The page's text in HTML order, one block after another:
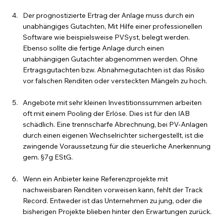
Der prognostizierte Ertrag der Anlage muss durch ein
unabhängiges Gutachten, Mit Hilfe einer professionellen
Software wie beispielsweise PVSyst, belegt werden.
Ebenso sollte die fertige Anlage durch einen
unabhängigen Gutachter abgenommen werden. Ohne
Ertragsgutachten bzw. Abnahmegutachten ist das Risiko
vor falschen Renditen oder versteckten Mängeln zu hoch.
Angebote mit sehr kleinen Investitionssummen arbeiten
oft mit einem Pooling der Erlöse. Dies ist für den IAB
schädlich. Eine trennscharfe Abrechnung, bei PV-Anlagen
durch einen eigenen Wechselrichter sichergestellt, ist die
zwingende Voraussetzung für die steuerliche Anerkennung
gem. §7g EStG.
Wenn ein Anbieter keine Referenzprojekte mit
nachweisbaren Renditen vorweisen kann, fehlt der Track
Record. Entweder ist das Unternehmen zu jung, oder die
bisherigen Projekte blieben hinter den Erwartungen zurück.